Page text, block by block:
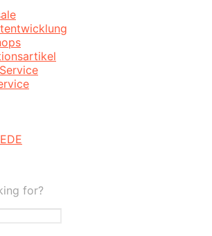
DE
for?